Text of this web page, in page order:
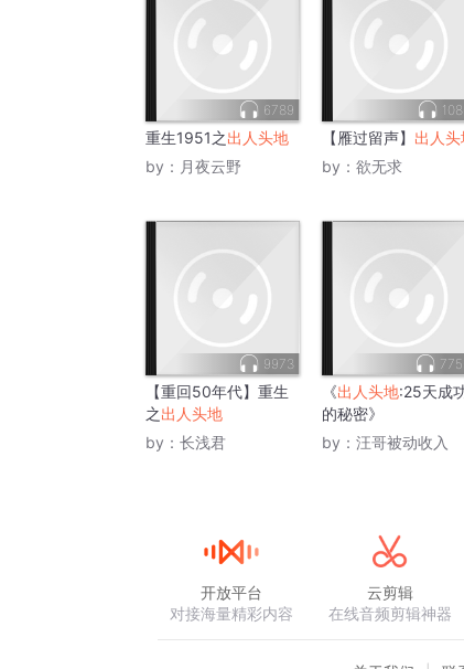
6789
重生1951之出人头地
by： 月夜云野
【雁过留声】 出人头
by： 欲无求
9973
【重回50年代】重生
之出人头地
by： 长浅君
《出人头地:25天成
的秘密》
by： 汪哥被动收入
开放平台
对接海量精彩内容
云剪辑
在线音频剪辑神器